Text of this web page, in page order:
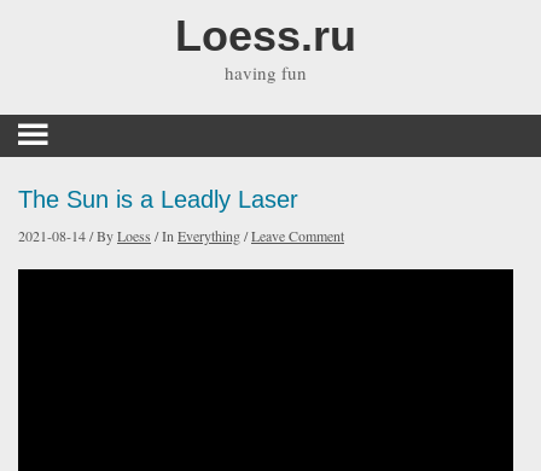
Loess.ru
having fun
The Sun is a Leadly Laser
2021-08-14/ByLoess /In Everything/Leave Comment